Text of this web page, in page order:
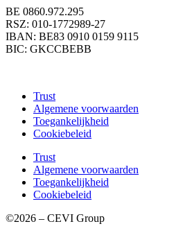
BE 0860.972.295
RSZ: 010-1772989-27
IBAN: BE83 0910 0159 9115
BIC: GKCCBEBB
Trust
Algemene voorwaarden
Toegankelijkheid
Cookiebeleid
Trust
Algemene voorwaarden
Toegankelijkheid
Cookiebeleid
©2026 – CEVI Group